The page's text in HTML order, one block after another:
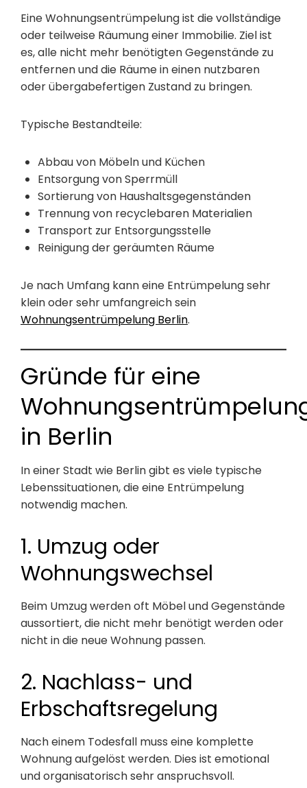
Eine Wohnungsentrümpelung ist die vollständige
oder teilweise Räumung einer Immobilie. Ziel ist
es, alle nicht mehr benötigten Gegenstände zu
entfernen und die Räume in einen nutzbaren
oder übergabefertigen Zustand zu bringen.
Typische Bestandteile:
Abbau von Möbeln und Küchen
Entsorgung von Sperrmüll
Sortierung von Haushaltsgegenständen
Trennung von recyclebaren Materialien
Transport zur Entsorgungsstelle
Reinigung der geräumten Räume
Je nach Umfang kann eine Entrümpelung sehr
klein oder sehr umfangreich sein
Wohnungsentrümpelung Berlin.
Gründe für eine
in Berlin
In einer Stadt wie Berlin gibt es viele typische
Lebenssituationen, die eine Entrümpelung
notwendig machen.
1. Umzug oder
Wohnungswechsel
Beim Umzug werden oft Möbel und Gegenstände
aussortiert, die nicht mehr benötigt werden oder
nicht in die neue Wohnung passen.
2. Nachlass- und
Erbschaftsregelung
Nach einem Todesfall muss eine komplette
Wohnung aufgelöst werden. Dies ist emotional
und organisatorisch sehr anspruchsvoll.